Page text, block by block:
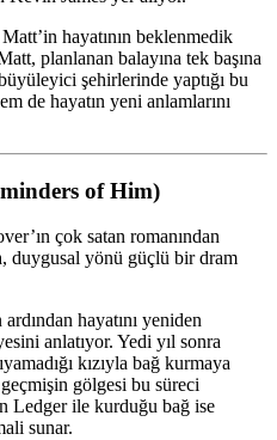
hayatının beklenmedik
planlanan balayına tek başına
şehirlerinde yaptığı bu
de hayatın yeni anlamlarını
of Him)
’ın çok satan romanından
, duygusal yönü güçlü bir dram
hayatını yeniden
anlatıyor. Yedi yıl sonra
kızıyla bağ kurmaya
gölgesi bu süreci
Ledger ile kurduğu bağ ise
sunar.